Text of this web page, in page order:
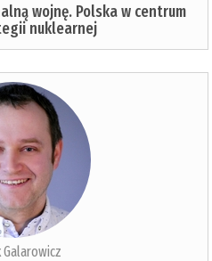
wojnę. Polska w centrum
nuklearnej
Galarowicz